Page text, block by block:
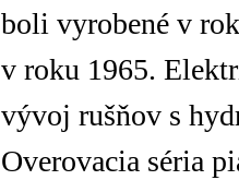
boli vyrobené v
v roku 1965.
vývoj rušňov s
Overovacia séria